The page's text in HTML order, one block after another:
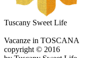
Tuscany Sweet Life
Vacanze in TOSCANA
copyright © 2016